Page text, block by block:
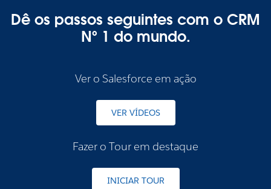
Dê os passos seguintes com o CRM
Nº 1 do mundo.
Ver o Salesforce em ação
VER VÍDEOS
Fazer o Tour em destaque
INICIAR TOUR